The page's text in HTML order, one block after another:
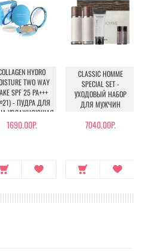
HYDRO
TWO WAY
SPF 25 PA+++
- ПУДРА ДЛЯ
УВЛАЖНЯЮЩАЯ
(№21)
1690.00Р.
CLASSIC HOMME
SPECIAL SET -
УХОДОВЫЙ НАБОР
ДЛЯ МУЖЧИН
7040.00Р.